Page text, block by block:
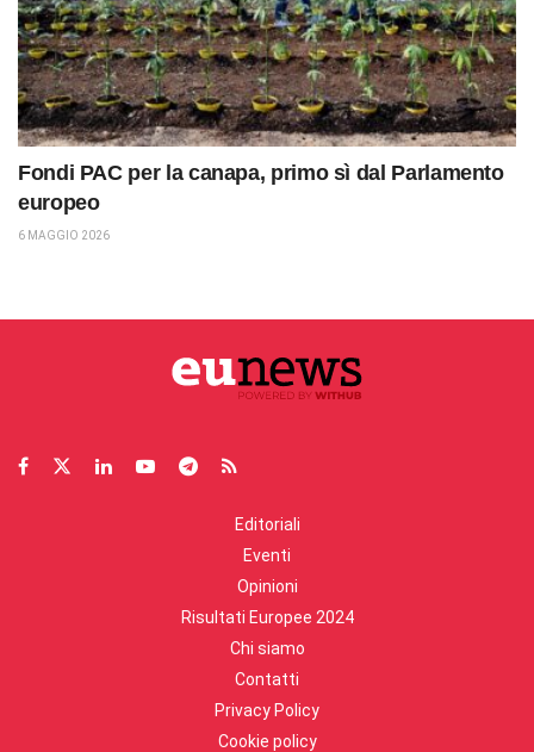
Fondi PAC per la canapa, primo sì dal Parlamento
europeo
6 MAGGIO 2026
Editoriali
Eventi
Opinioni
Risultati Europee 2024
Chi siamo
Contatti
Privacy Policy
Cookie policy